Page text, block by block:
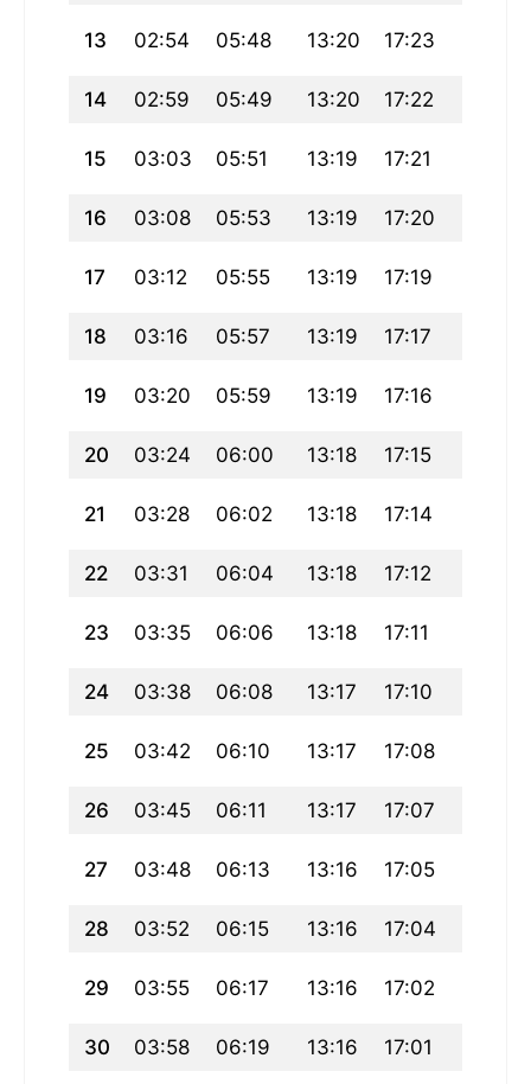
13 02:54 05:48 13:20 17:23
14 02:59 05:49 13:20 17:22
15 03:03 05:51 13:19 17:21
16 03:08 05:53 13:19 17:20
17 03:12 05:55 13:19 17:19
18 03:16 05:57 13:19 17:17
19 03:20 05:59 13:19 17:16
20 03:24 06:00 13:18 17:15
21 03:28 06:02 13:18 17:14
22 03:31 06:04 13:18 17:12
23 03:35 06:06 13:18 17:11
24 03:38 06:08 13:17 17:10
25 03:42 06:10 13:17 17:08
26 03:45 06:11 13:17 17:07
27 03:48 06:13 13:16 17:05
28 03:52 06:15 13:16 17:04
29 03:55 06:17 13:16 17:02
30 03:58 06:19 13:16 17:01